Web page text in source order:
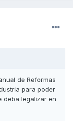
de Reformas
para poder
deba legalizar en